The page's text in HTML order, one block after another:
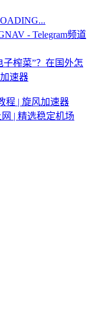
- Telegram频道
榨菜”？在国外怎
速器
程 | 旋风加速器
| 精选稳定机场